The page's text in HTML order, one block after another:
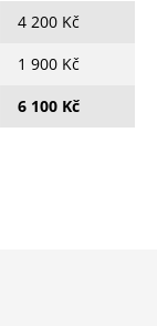
4 200 Kč
1 900 Kč
6 100 Kč